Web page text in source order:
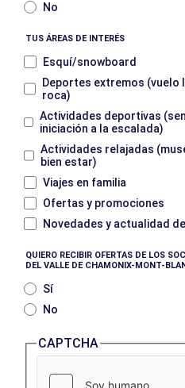
No
TUS ÁREAS DE INTERÉS
Esquí/snowboard
Deportes extremos (vuelo
roca)
Actividades deportivas
iniciación a la escalada)
Actividades relajadas
bien estar)
Viajes en familia
Ofertas y promociones
Novedades y actualidad
QUIERO RECIBIR OFERTAS DE LOS
DEL VALLE DE CHAMONIX-MONT-
Sí
No
CAPTCHA